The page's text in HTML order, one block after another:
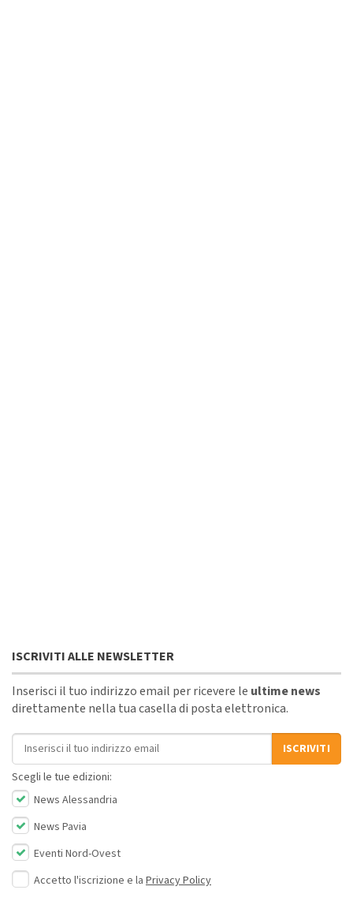
ISCRIVITI ALLE NEWSLETTER
Inserisci il tuo indirizzo email per ricevere le ultime news
direttamente nella tua casella di posta elettronica.
Indirizzo email
ISCRIVITI
Scegli le tue edizioni:
News Alessandria
News Pavia
Eventi Nord-Ovest
Accetto l'iscrizione e la Privacy Policy